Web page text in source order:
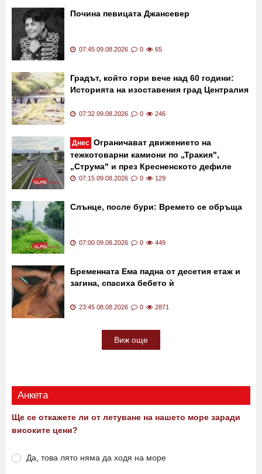
Почина певицата Джансевер
07:45 09.08.2026 0 65
Градът, който гори вече над 60 години:
Историята на изоставения град Централия
07:32 09.08.2026 0 246
Днес Ограничават движението на
тежкотоварни камиони по „Тракия",
„Струма" и през Кресненското дефиле
07:15 09.08.2026 0 129
Слънце, после бури: Времето се обръща
07:00 09.08.2026 0 449
Бременната Ема падна от десетия етаж и
загина, спасиха бебето ѝ
23:45 08.08.2026 0 2871
Виж още
Анкета
Ще се откажете ли от летуване на нашето море заради
високите цени?
Да, това лято няма да ходя на море